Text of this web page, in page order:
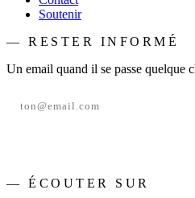
Soutenir
— RESTER INFORMÉ
Un email quand il se passe quelque
— ÉCOUTER SUR